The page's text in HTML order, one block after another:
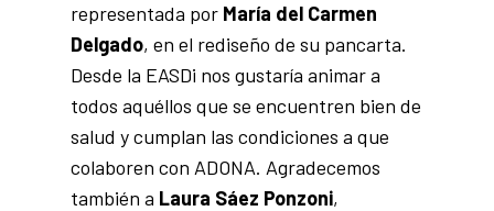
representada por María del Carmen
Delgado, en el rediseño de su pancarta.
Desde la EASDi nos gustaría animar a
todos aquéllos que se encuentren bien de
salud y cumplan las condiciones a que
colaboren con ADONA. Agradecemos
también a Laura Sáez Ponzoni,